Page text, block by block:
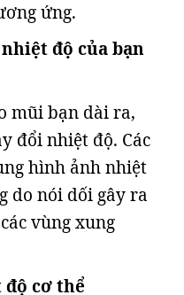
ứng.
độ của bạn
mũi bạn dài ra,
đổi nhiệt độ. Các
hình ảnh nhiệt
do nói dối gây ra
vùng xung
cơ thể